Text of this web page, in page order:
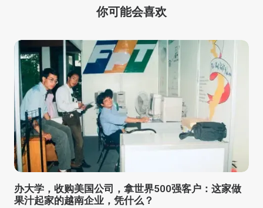
你可能会喜欢
办大学，收购美国公司，拿世界500强客户：这家做
果汁起家的越南企业，凭什么？